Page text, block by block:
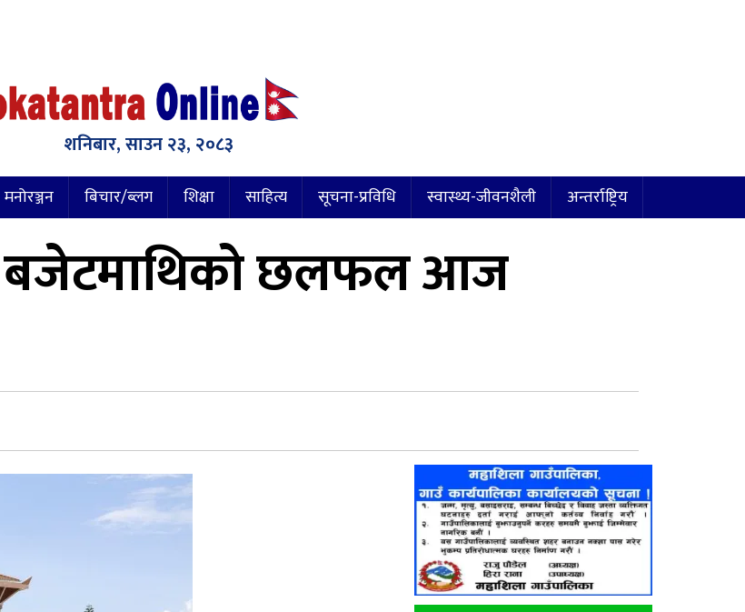
शनिबार, साउन २३, २०८३
मनोरञ्जन बिचार/ब्लग शिक्षा साहित्य सूचना-प्रविधि स्वास्थ्य-जीवनशैली अन्तर्राष्ट्रिय
बजेटमाथिको छलफल आज